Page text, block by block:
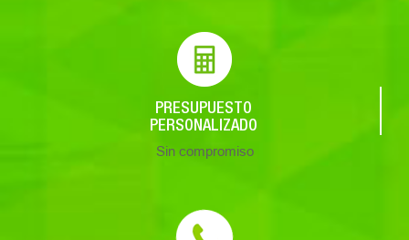
PRESUPUESTO
PERSONALIZADO
Sin compromiso